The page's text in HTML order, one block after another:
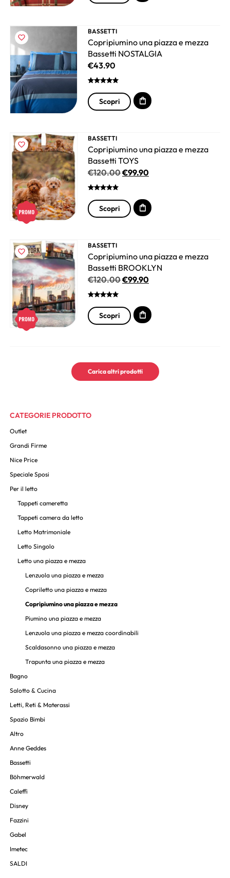
CATEGORIE PRODOTTO
Outlet
Grandi Firme
Nice Price
Speciale Sposi
Per il letto
Tappeti cameretta
Tappeti camera da letto
Letto Matrimoniale
Letto Singolo
Letto una piazza e mezza
Lenzuola una piazza e mezza
Copriletto una piazza e mezza
Copripiumino una piazza e mezza
Piumino una piazza e mezza
Lenzuola una piazza e mezza coordinabili
Scaldasonno una piazza e mezza
Trapunta una piazza e mezza
Bagno
Salotto & Cucina
Letti, Reti & Materassi
Spazio Bimbi
Altro
Anne Geddes
Bassetti
Böhmerwald
Caleffi
Disney
Fazzini
Gabel
Imetec
SALDI
BASSETTI
Copripiumino una piazza e mezza
Bassetti NOSTALGIA
€43.90
Scopri
BASSETTI
Copripiumino una piazza e mezza
Bassetti TOYS
€120.00€99.90
Scopri
BASSETTI
Copripiumino una piazza e mezza
Bassetti BROOKLYN
€120.00€99.90
Scopri
Carica altri prodotti